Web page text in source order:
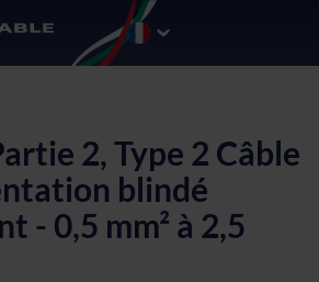
2, Type 2 Câble
blindé
- 0,5 mm² à 2,5